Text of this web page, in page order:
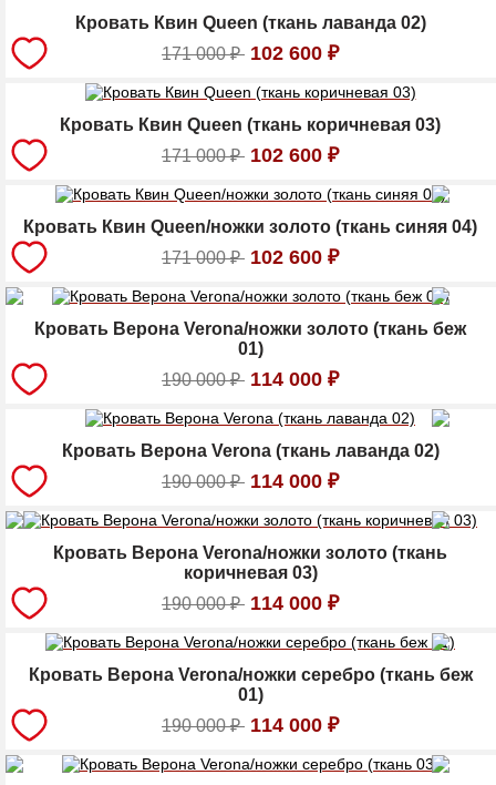
Кровать Квин Queen (ткань лаванда 02)
171 000₽ 102 600 ₽
Кровать Квин Queen (ткань коричневая 03)
171 000₽ 102 600 ₽
Кровать Квин Queen/ножки золото (ткань синяя 04)
171 000₽ 102 600 ₽
Кровать Верона Verona/ножки золото (ткань беж
01)
190 000₽ 114 000 ₽
Кровать Верона Verona (ткань лаванда 02)
190 000₽ 114 000 ₽
Кровать Верона Verona/ножки золото (ткань
коричневая 03)
190 000₽ 114 000 ₽
Кровать Верона Verona/ножки серебро (ткань беж
01)
190 000₽ 114 000 ₽